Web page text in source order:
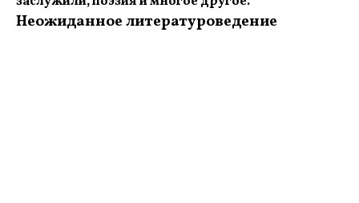
Неожиданное литературоведение